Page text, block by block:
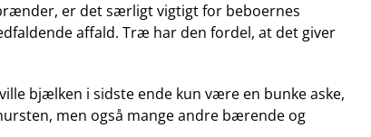
er det særligt vigtigt for beboernes
affald. Træ har den fordel, at det giver
bjælken i sidste ende kun være en bunke aske,
men også mange andre bærende og